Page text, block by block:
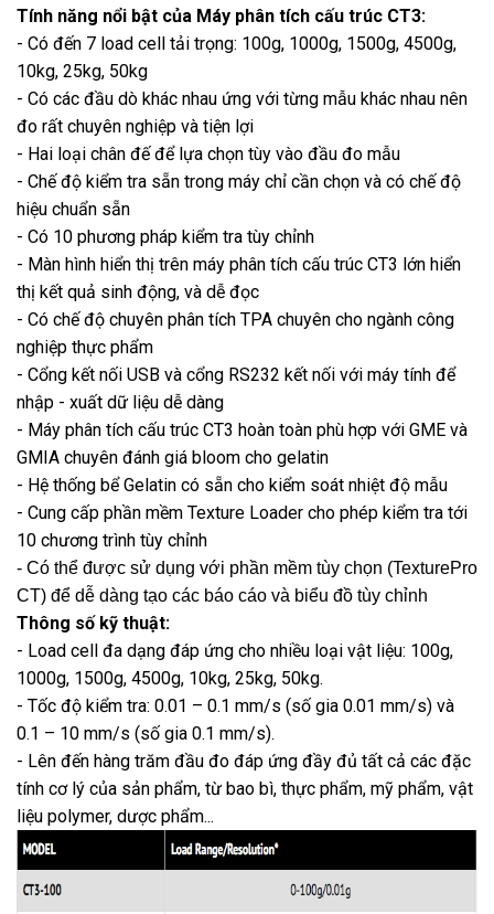
Tính năng nổi bật của Máy phân tích cấu trúc CT3:
- Có đến 7 load cell tải trọng: 100g, 1000g, 1500g, 4500g,
10kg, 25kg, 50kg
- Có các đầu dò khác nhau ứng với từng mẫu khác nhau nên
đo rất chuyên nghiệp và tiện lợi
- Hai loại chân đế để lựa chọn tùy vào đầu đo mẫu
- Chế độ kiểm tra sẵn trong máy chỉ cần chọn và có chế độ
hiệu chuẩn sẵn
- Có 10 phương pháp kiểm tra tùy chỉnh
- Màn hình hiển thị trên máy phân tích cấu trúc CT3 lớn hiển
thị kết quả sinh động, và dễ đọc
- Có chế độ chuyên phân tích TPA chuyên cho ngành công
nghiệp thực phẩm
- Cổng kết nối USB và cổng RS232 kết nối với máy tính để
nhập - xuất dữ liệu dễ dàng
- Máy phân tích cấu trúc CT3 hoàn toàn phù hợp với GME và
GMIA chuyên đánh giá bloom cho gelatin
- Hệ thống bể Gelatin có sẵn cho kiểm soát nhiệt độ mẫu
- Cung cấp phần mềm Texture Loader cho phép kiểm tra tới
10 chương trình tùy chỉnh
- Có thể được sử dụng với phần mềm tùy chọn (TexturePro
CT) để dễ dàng tạo các báo cáo và biểu đồ tùy chỉnh
Thông số kỹ thuật:
- Load cell đa dạng đáp ứng cho nhiều loại vật liệu: 100g,
1000g, 1500g, 4500g, 10kg, 25kg, 50kg.
- Tốc độ kiểm tra: 0.01 – 0.1 mm/s (số gia 0.01 mm/s) và
0.1 – 10 mm/s (số gia 0.1 mm/s).
- Lên đến hàng trăm đầu đo đáp ứng đầy đủ tất cả các đặc
tính cơ lý của sản phẩm, từ bao bì, thực phẩm, mỹ phẩm, vật
liệu polymer, dược phẩm...